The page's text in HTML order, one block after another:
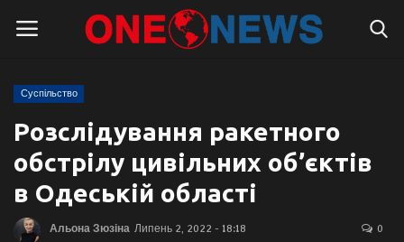
Логін
Головна
Контакти
Суспільство
Розслідування ракетного
обстрілу цивільних об’єктів
в Одеській області
Альона Зюзіна Липень 2, 2022 - 18:18
0